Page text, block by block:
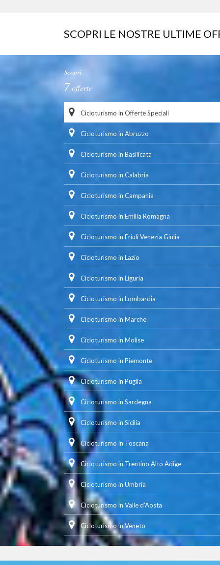
SCOPRI LE NOSTRE ULTIME
Scopri
7offerte
Cicloturismo in Offerte Speciali
Cicloturismo in Abruzzo
Cicloturismo in Basilicata
Cicloturismo in Calabria
Cicloturismo in Campania
Cicloturismo in Emilia Romagna
Cicloturismo in Friuli Venezia Giulia
Cicloturismo in Lazio
Cicloturismo in Liguria
Cicloturismo in Lombardia
Cicloturismo in Marche
Cicloturismo in Molise
Cicloturismo in Piemonte
Cicloturismo in Puglia
Cicloturismo in Sardegna
Cicloturismo in Sicilia
Cicloturismo in Toscana
Cicloturismo in Trentino Alto Adige
Cicloturismo in Umbria
Cicloturismo in Valle d'Aosta
Cicloturismo in Veneto